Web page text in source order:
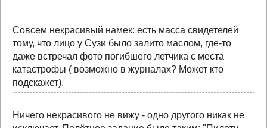
Совсем некрасивый намек: есть масса свидетелей
тому, что лицо у Сузи было залито маслом, где-то
даже встречал фото погибшего летчика с места
катастрофы ( возможно в журналах? Может кто
подскажет).
Ничего некрасивого не вижу - одно другого никак не